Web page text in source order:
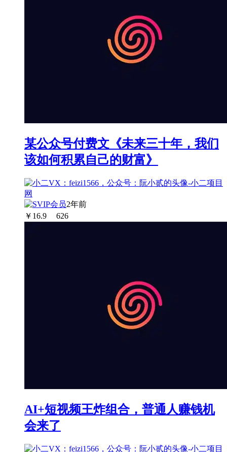
某公众号付费文《未来三十年，我们
该如何积累自己的财富》
2年前
￥ 16.9 626
AI+短视频王炸组合，普通人赚钱机
会来了